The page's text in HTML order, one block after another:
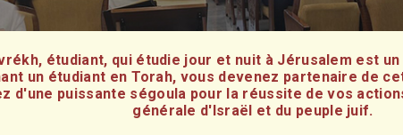
étudiant, qui étudie jour et nuit à Jérusalem est
un étudiant en Torah, vous devenez partenaire de
d'une puissante ségoula pour la réussite de vos
générale d'Israël et du peuple juif.